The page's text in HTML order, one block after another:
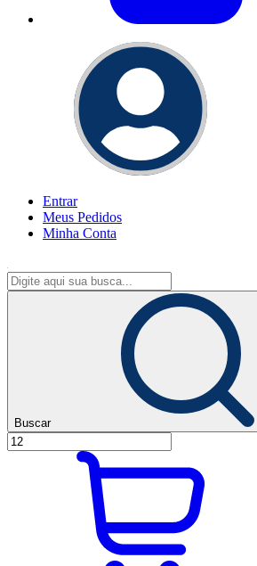
Entrar
Meus Pedidos
Minha Conta
Buscar